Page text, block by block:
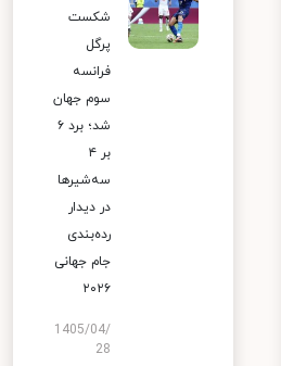
شکست
پرگل
فرانسه
سوم جهان
شد؛ برد ۶
بر ۴
سه‌شیرها
در دیدار
رده‌بندی
جام جهانی
۲۰۲۶
1405/04/
28